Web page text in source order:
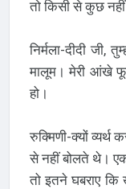
तो किसी से कुछ
निर्मला-दीदी जी,
मालूम। मेरी आंखे
हो।
रुक्मिणी-क्यों
से नहीं बोलते थे।
तो इतने घबराए कि